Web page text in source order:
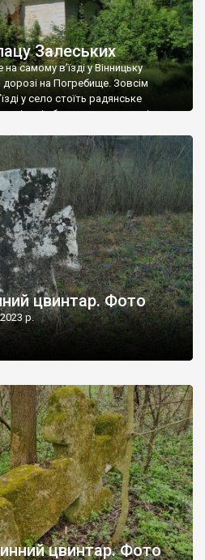
Залеських
самому в’їзді у Вінницьку
дорозі на Погребище. Зовсім
у село стоїть радянське
жінку і яблуню, а трохи далі, десь
колії у траві – […]
цвинтар. Фото
р.
цвинтар. Фото